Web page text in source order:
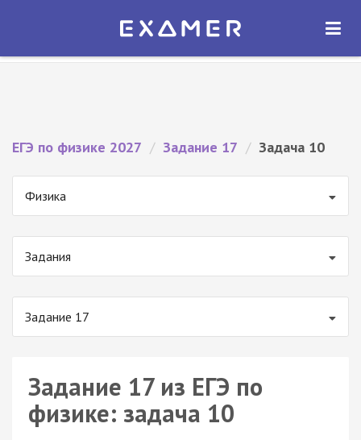
Экзамер — ЕГЭ 2027
ОТКРЫТЬ
ЕГЭ по физике 2027 / Задание 17 / Задача 10
Физика
Задания
Задание 17
Задание 17 из ЕГЭ по
физике: задача 10